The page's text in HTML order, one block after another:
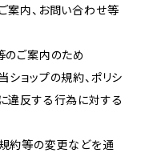
案内、お問い合わせ等
のご案内のため
ショップの規約、ポリシ
に違反する行為に対する
規約等の変更などを通